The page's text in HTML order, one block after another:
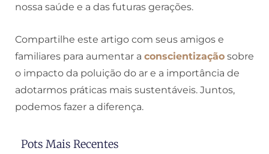
nossa saúde e a das futuras gerações.
Compartilhe este artigo com seus amigos e
familiares para aumentar a conscientização sobre
o impacto da poluição do ar e a importância de
adotarmos práticas mais sustentáveis. Juntos,
podemos fazer a diferença.
Pots Mais Recentes